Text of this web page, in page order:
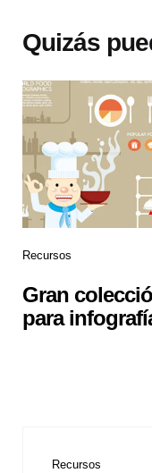
Quizás
Recursos
Gran
para
Recursos